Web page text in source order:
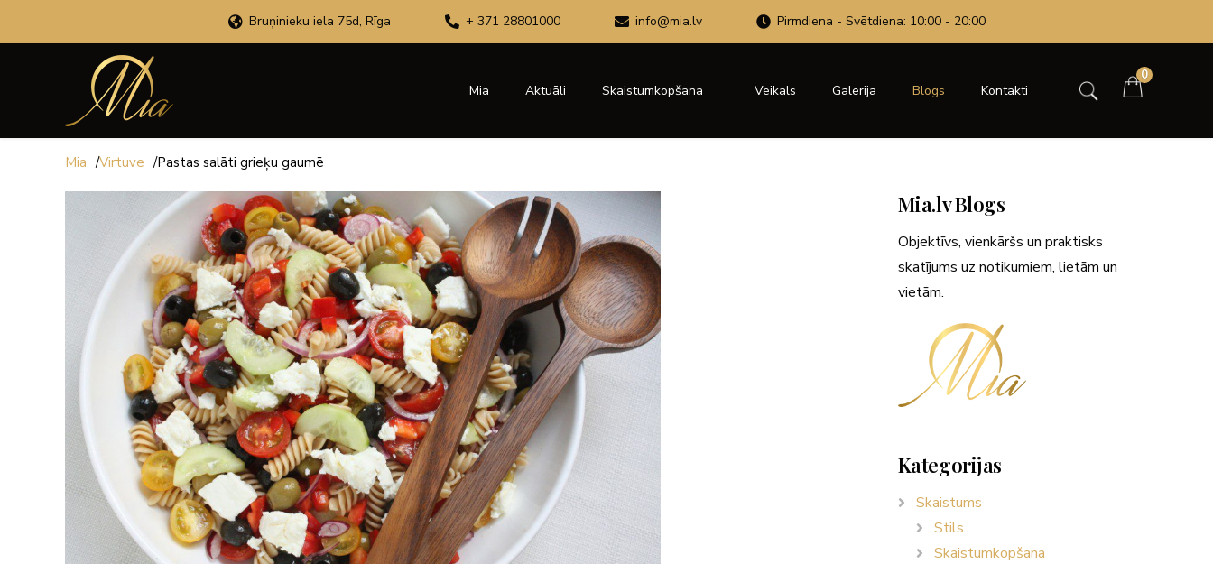
Bruņinieku iela 75d, Rīga + 371 28801000 info@mia.lv Pirmdiena - Svētdiena: 10:00 - 20:00
Mia Aktuāli Skaistumkopšana Veikals Galerija Blogs Kontakti
0
Mia /Virtuve /Pastas salāti grieķu gaumē
Mia.lv Blogs
Objektīvs, vienkāršs un praktisks
skatījums uz notikumiem, lietām un
vietām.
Kategorijas
Skaistums
Stils
Skaistumkopšana